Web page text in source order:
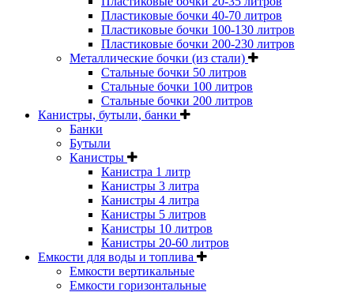
Пластиковые бочки 40-70 литров
Пластиковые бочки 100-130 литров
Пластиковые бочки 200-230 литров
Металлические бочки (из стали)
Стальные бочки 50 литров
Стальные бочки 100 литров
Стальные бочки 200 литров
Канистры, бутыли, банки
Банки
Бутыли
Канистры
Канистра 1 литр
Канистры 3 литра
Канистры 4 литра
Канистры 5 литров
Канистры 10 литров
Канистры 20-60 литров
Емкости для воды и топлива
Емкости вертикальные
Емкости горизонтальные